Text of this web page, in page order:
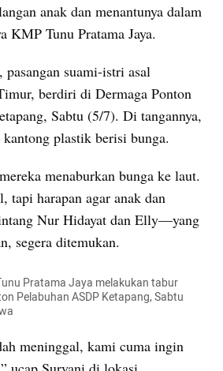
anak dan menantunya dalam
KMP Tunu Pratama Jaya.
suami-istri asal
berdiri di Dermaga Ponton
Sabtu (5/7). Di tangannya,
plastik berisi bunga.
menaburkan bunga ke laut.
tapi harapan agar anak dan
Nur Hidayat dan Elly—yang
segera ditemukan.
Pratama Jaya melakukan tabur
Pelabuhan ASDP Ketapang, Sabtu
meninggal, kami cuma ingin